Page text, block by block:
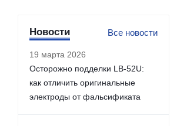
Новости Все новости
19 марта 2026
Осторожно подделки LB-52U:
как отличить оригинальные
электроды от фальсификата